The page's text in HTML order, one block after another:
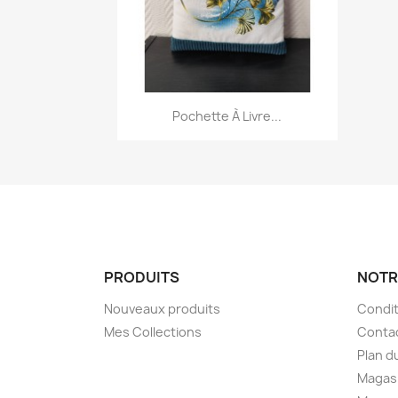
Aperçu rapide
Pochette À Livre...
PRODUITS
Nouveaux produits
Mes Collections
Plan